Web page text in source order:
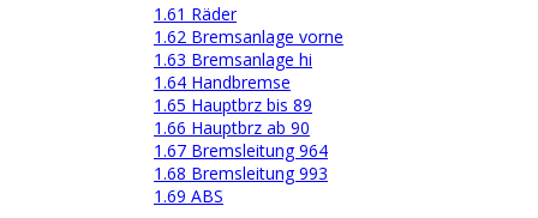
1.61 Räder
1.62 Bremsanlage vorne
1.63 Bremsanlage hi
1.64 Handbremse
1.65 Hauptbrz bis 89
1.66 Hauptbrz ab 90
1.67 Bremsleitung 964
1.68 Bremsleitung 993
1.69 ABS